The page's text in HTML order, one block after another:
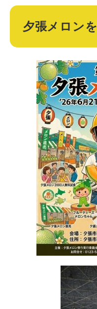
夕張メロン